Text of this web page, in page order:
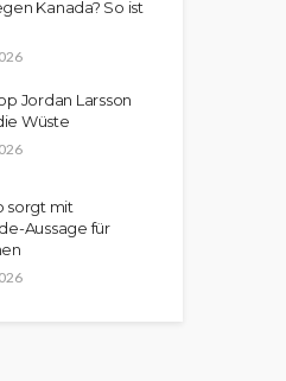
Kanada? So ist
Jordan Larsson
Wüste
sorgt mit
Aussage für